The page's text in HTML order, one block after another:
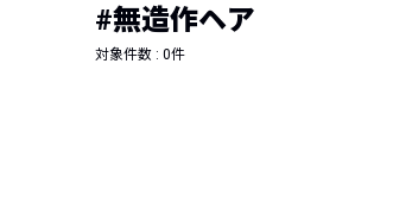
新着アイテム
編集部のおすすめアイテム
#無造作ヘア
対象件数 : 0件